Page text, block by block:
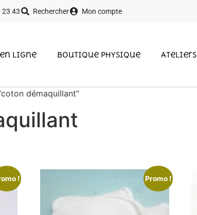
23 43 Rechercher Mon compte
ligne Boutique physique Ateliers
démaquillant”
! Promo !